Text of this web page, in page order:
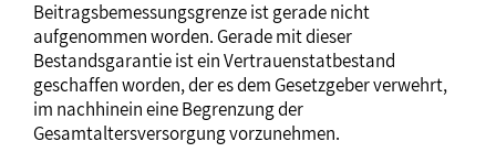
Beitragsbemessungsgrenze ist gerade nicht
aufgenommen worden. Gerade mit dieser
Bestandsgarantie ist ein Vertrauenstatbestand
geschaffen worden, der es dem Gesetzgeber verwehrt,
im nachhinein eine Begrenzung der
Gesamtaltersversorgung vorzunehmen.